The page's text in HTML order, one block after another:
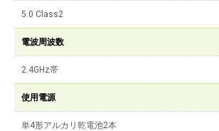
5.0 Class2
電波周波数
2.4GHz帯
使用電源
単4形アルカリ乾電池2本